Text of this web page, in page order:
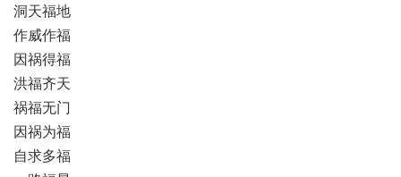
洞天福地
作威作福
因祸得福
洪福齐天
祸福无门
因祸为福
自求多福